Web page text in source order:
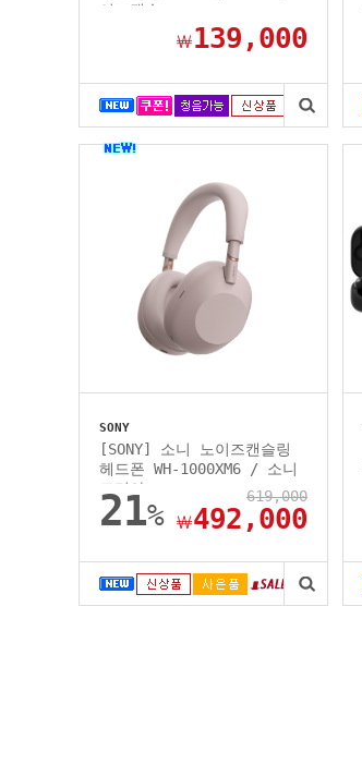
이즈캔슬...
￦139,000
SONY
[SONY] 소니 노이즈캔슬링
헤드폰 WH-1000XM6 / 소니
코리아...
21%
619,000
￦492,000